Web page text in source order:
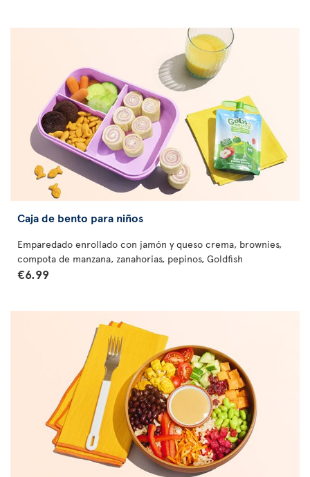
Caja de bento para niños
Emparedado enrollado con jamón y queso crema, brownies,
compota de manzana, zanahorias, pepinos, Goldfish
€6.99